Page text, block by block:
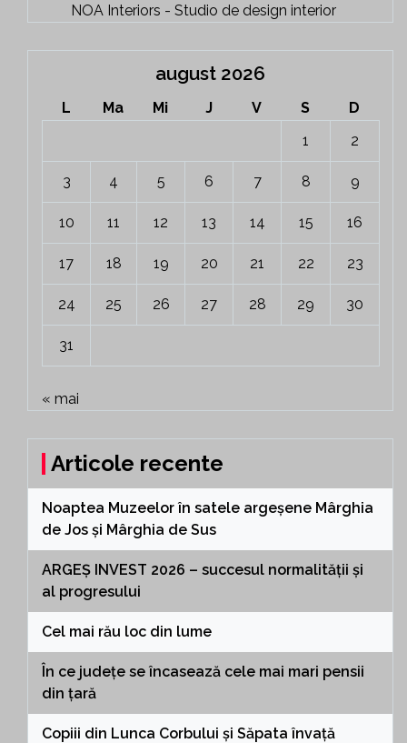
NOA Interiors - Studio de design interior
august 2026
L Ma Mi J V S
D
1
2
3 4 5 6 7 8 9
10 11 12 13 14 15 16
17 18 19 20 21 22 23
24 25 26 27 28 29 30
31
« mai
Articole recente
Noaptea Muzeelor în satele argeșene Mârghia
de Jos și Mârghia de Sus
ARGEȘ INVEST 2026 – succesul normalității și
al progresului
Cel mai rău loc din lume
În ce județe se încasează cele mai mari pensii
din țară
Copiii din Lunca Corbului și Săpata învață